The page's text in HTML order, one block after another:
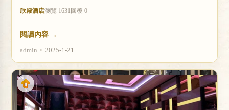
欣殿酒店瀏覽 1631 回覆 0
閱讀內容 →
admin • 2025-1-21